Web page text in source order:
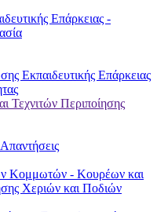
Επάρκειας -
Εκπαιδευτικής Επάρκειας
Περιποίησης
Κομμωτών - Κουρέων και
Χεριών και Ποδιών